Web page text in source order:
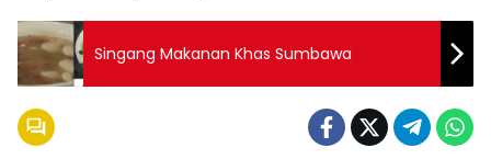
Singang Makanan Khas Sumbawa